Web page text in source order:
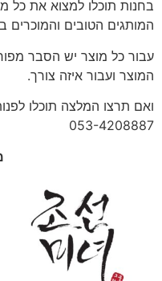
בחנות תוכלו למצוא את כל
המותגים הטובים והמוכרים
עבור כל מוצר יש הסבר
המוצר ועבור איזה צורך.
ואם תרצו המלצה תוכלו
053-4208887